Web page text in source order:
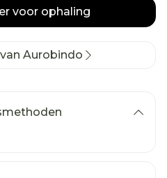
voor ophaling
Aurobindo